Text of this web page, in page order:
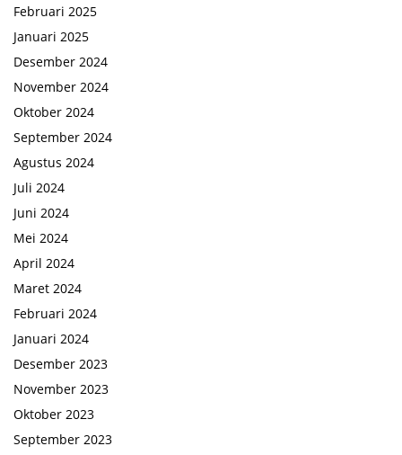
Februari 2025
Januari 2025
Desember 2024
November 2024
Oktober 2024
September 2024
Agustus 2024
Juli 2024
Juni 2024
Mei 2024
April 2024
Maret 2024
Februari 2024
Januari 2024
Desember 2023
November 2023
Oktober 2023
September 2023